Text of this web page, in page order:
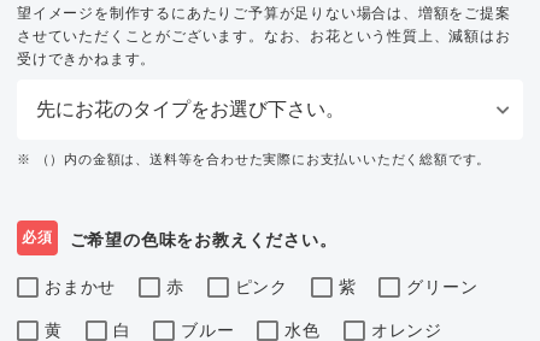
望イメージを制作するにあたりご予算が足りない場合は、増額をご提案
させていただくことがございます。なお、お花という性質上、減額はお
受けできかねます。
※ （）内の金額は、送料等を合わせた実際にお支払いいただく総額です。
必須 ご希望の色味をお教えください。
おまかせ 赤 ピンク 紫 グリーン
黄 白 ブルー 水色 オレンジ